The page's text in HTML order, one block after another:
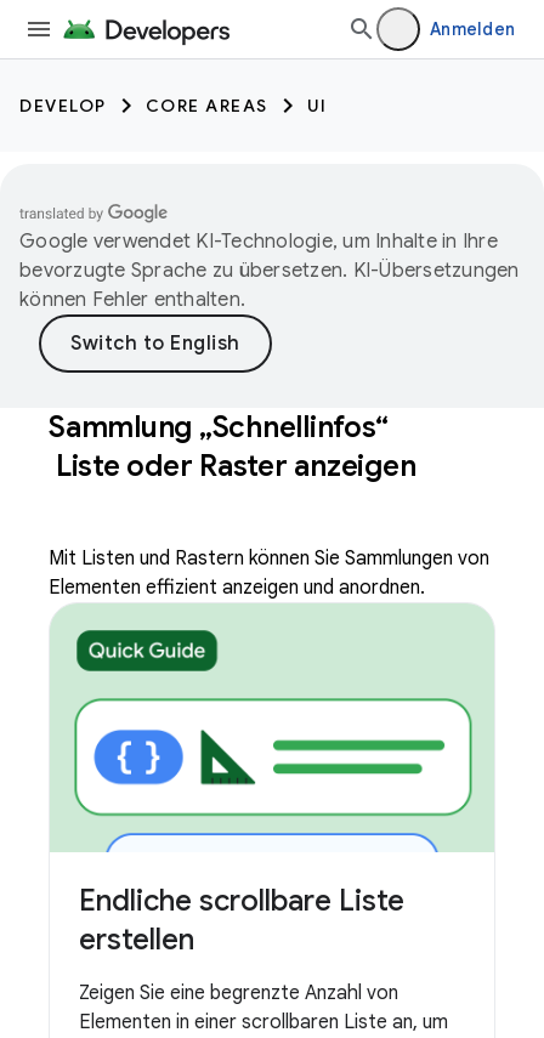
Anmelden
DEVELOP CORE AREAS UI
Google verwendet KI-Technologie, um Inhalte in Ihre
bevorzugte Sprache zu übersetzen. KI-Übersetzungen
können Fehler enthalten.
Sammlung „Schnellinfos“
Liste oder Raster anzeigen
Mit Listen und Rastern können Sie Sammlungen von
Elementen effizient anzeigen und anordnen.
Endliche scrollbare Liste
erstellen
Zeigen Sie eine begrenzte Anzahl von
Elementen in einer scrollbaren Liste an, um